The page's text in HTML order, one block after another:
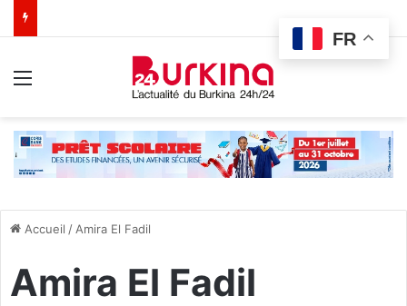
Accueil / Amira El Fadil
Amira El Fadil
FR